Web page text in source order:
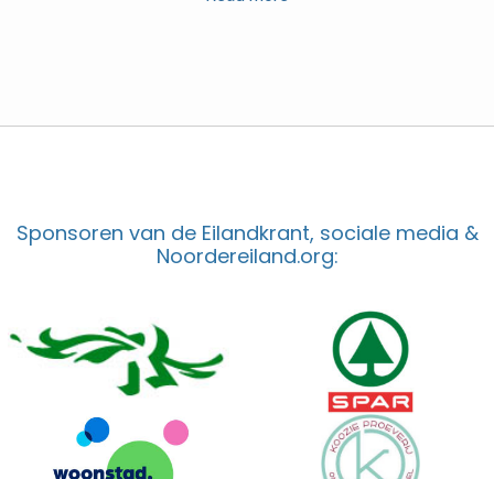
Sponsoren van de Eilandkrant, sociale media &
Noordereiland.org: